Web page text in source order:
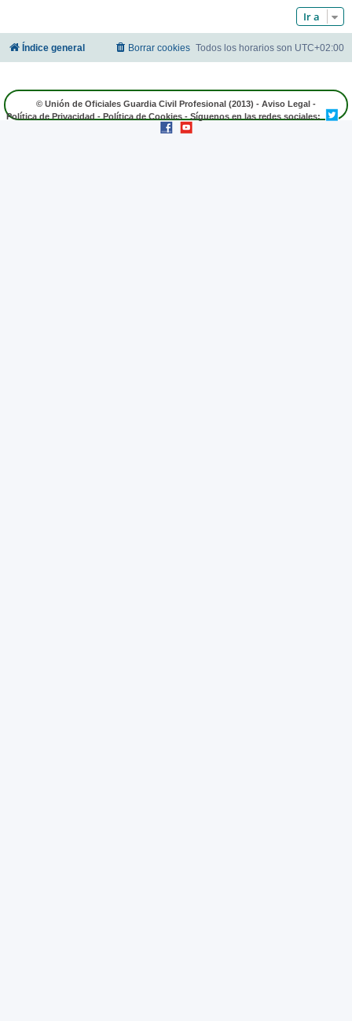
Ir a
Índice general Todos los horarios son UTC+02:00
Borrar cookies
© Unión de Oficiales Guardia Civil Profesional (2013) - Aviso Legal -
Política de Privacidad - Política de Cookies - Síguenos en las redes sociales: